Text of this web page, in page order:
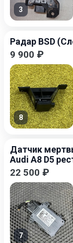
3
Радар BSD
9 900 ₽
8
Датчик
Audi A8 D5
22 500 ₽
7